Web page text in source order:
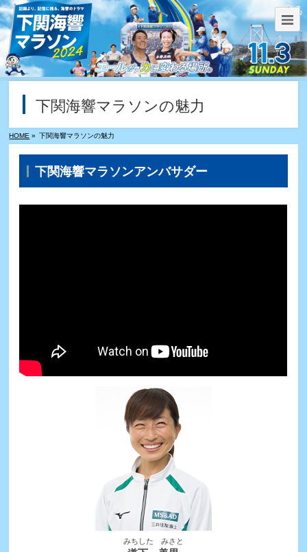
下関海響マラソンの魅力
HOME » 下関海響マラソンの魅力
下関海響マラソンアンバサダー
みちした みさと